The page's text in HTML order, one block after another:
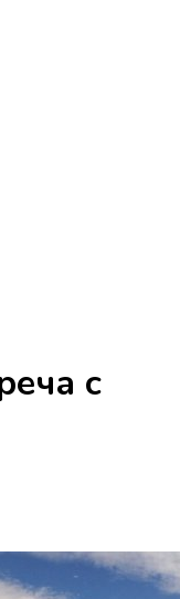
с